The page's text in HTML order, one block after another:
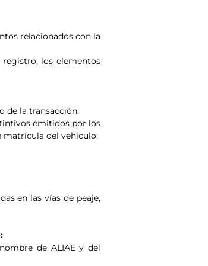
relacionados con la
los elementos
de la transacción.
emitidos por los
matrícula del vehículo.
en las vías de peaje,
de ALIAE y del